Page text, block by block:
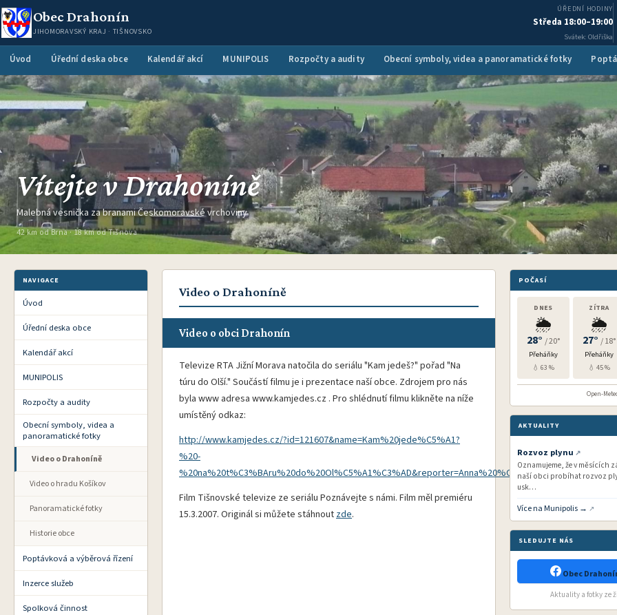
Obec Drahonín
JIHOMORAVSKÝ KRAJ · TIŠNOVSKO
ÚŘEDNÍ HODINY
Středa 18:00–19:00
Svátek: Oldřiška
Úvod Úřední deska obce Kalendář akcí MUNIPOLIS Rozpočty a audity Obecní symboly, videa a panoramatické fotky
Vítejte v Drahoníně
Malebná vesnička za branami Českomoravské vrchoviny
42 km od Brna · 18 km od Tišnova
NAVIGACE
Úvod
Úřední deska obce
Kalendář akcí
MUNIPOLIS
Rozpočty a audity
Obecní symboly, videa a
panoramatické fotky
Video o Drahoníně
Video o hradu Košíkov
Panoramatické fotky
Historie obce
Poptávková a výběrová řízení
Inzerce služeb
Spolková činnost
Video o Drahoníně
Video o obci Drahonín
Televize RTA Jižní Morava natočila do seriálu "Kam jedeš?" pořad "Na
túru do Olší." Součástí filmu je i prezentace naší obce. Zdrojem pro nás
byla www adresa www.kamjedes.cz . Pro shlédnutí filmu klikněte na níže
umístěný odkaz:
http://www.kamjedes.cz/?id=121607&name=Kam%20jede%C5%A1?
%20-
Film Tišnovské televize ze seriálu Poznávejte s námi. Film měl premiéru
15.3.2007. Originál si můžete stáhnoutzde.
POČASÍ
DNES
🌦️
28° / 20°
Přeháňky
💧 63 %
ZÍTRA
🌦️
27° / 18°
Přeháňky
💧 45 %
Open-
AKTUALITY
Rozvoz plynu
Oznamujeme, že v měsících
naší obci probíhat rozvoz
usk…
Více na Munipolis →
SLEDUJTE NÁS
Obec
Aktuality a fotky ze